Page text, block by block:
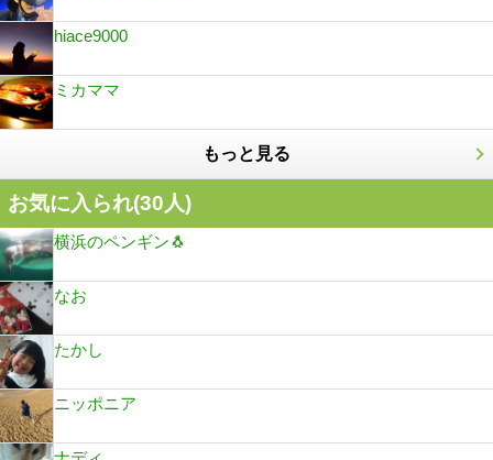
hiace9000
ミカママ
もっと見る
お気に入られ(30人)
横浜のペンギン🐧
なお
たかし
ニッポニア